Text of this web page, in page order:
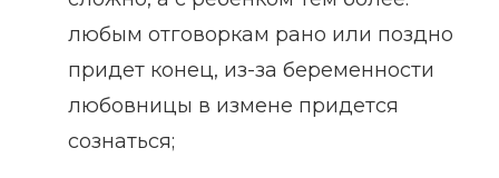
любым отговоркам рано или поздно
придет конец, из-за беременности
любовницы в измене придется
сознаться;